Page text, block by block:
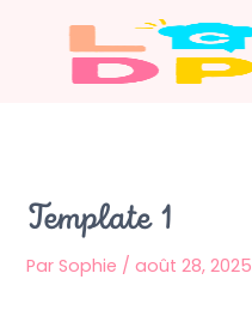
Template 1
ParSophie /août 28, 2025